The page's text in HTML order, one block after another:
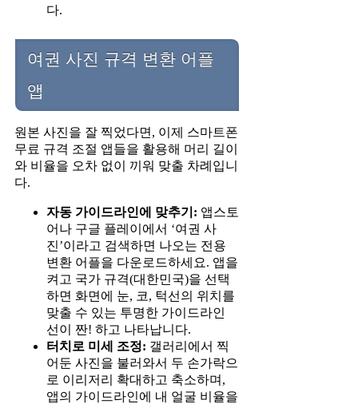
다.
여권 사진 규격 변환 어플
앱
원본 사진을 잘 찍었다면, 이제 스마트폰
무료 규격 조절 앱들을 활용해 머리 길이
와 비율을 오차 없이 끼워 맞출 차례입니
다.
자동 가이드라인에 맞추기: 앱스토
어나 구글 플레이에서 ‘여권 사
진’이라고 검색하면 나오는 전용
변환 어플을 다운로드하세요. 앱을
켜고 국가 규격(대한민국)을 선택
하면 화면에 눈, 코, 턱선의 위치를
맞출 수 있는 투명한 가이드라인
선이 짠! 하고 나타납니다.
터치로 미세 조정: 갤러리에서 찍
어둔 사진을 불러와서 두 손가락으
로 이리저리 확대하고 축소하며,
앱의 가이드라인에 내 얼굴 비율을